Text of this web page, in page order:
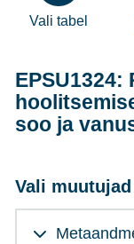
Vali tabel
soo ja
Vali muutujad